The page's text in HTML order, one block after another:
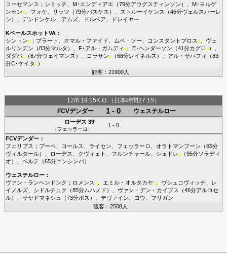
コーセマンス ； シミッチ M･エンディアエ （79分アウグスティンソン ）、 M･ヨルゲ
ンセン■、 フォケ リッツ （79分バスケス ）、 ストルーイケンス （45分ヴェルスハーレ
ン ）、 デンドンケル、 アムズ、 ドルベア ドレイヤー
KベールスホットVA：
シントン■； プラート オマル・ファイド ムベ・ソー コンスタントプロス ■、 ヴェ
ルリンデン （83分マルタ ）、 F･アル・ガムディ ■、 E･ヘンダーソン （41分カグロ ■）、
ダグバ■（67分ウェイマンス ）、 コラサン■（68分レイネルス ）、 アル・サハフィ
（83
分C･ケイタ ■）
観客：21900人
12/8 19:15K.O.（日本時間27:15）
FCVデンダー
1 - 0 ウェステルロー
ローデス 39'
（フェッラーロ ）
1 - 0
FCVデンダー：
フェリプス ； プーペ、 コールス ライセン フェッラーロ オラトマンフーン （65分
ヴィルタール）、 ローデス クヴィェト フルンチャール、 シェドレ■（95分ソラディ
オ ）、 ベルテ （65分エンシンバ）
ウェステルロー：
ヴァン・ランヘンドンク ； ロメンス ■、 エミル・オルタカヤ■、 ヴシュコヴィッチ
レ
イノルズ、 シドルチュク （85分ムハメド ）、 ヴァン・デン・カイブス （46分アルコセ
ル）、 サヤドマネシュ （73分ボス ）、 デヴァイン ヨウ
フリガン
観客：2508人